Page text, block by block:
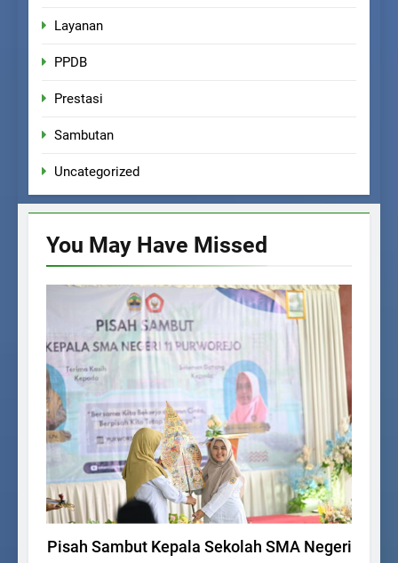
Layanan
PPDB
Prestasi
Sambutan
Uncategorized
You May Have Missed
UNCATEGORIZED
Pisah Sambut Kepala Sekolah SMA Negeri